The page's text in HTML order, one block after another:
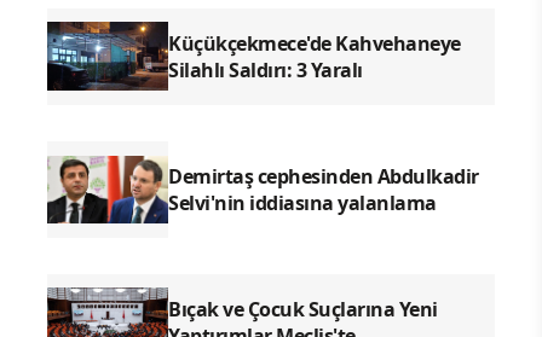
Küçükçekmece'de Kahvehaneye
Silahlı Saldırı: 3 Yaralı
Demirtaş cephesinden Abdulkadir
Selvi'nin iddiasına yalanlama
Bıçak ve Çocuk Suçlarına Yeni